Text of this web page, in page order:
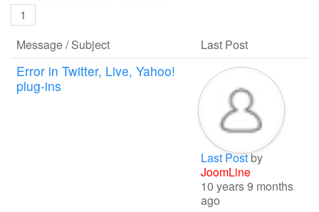
1
Message / Subject
Last Post
Error in Twitter, Live, Yahoo!
plug-ins
Last Postby
JoomLine
10 years 9 months
ago